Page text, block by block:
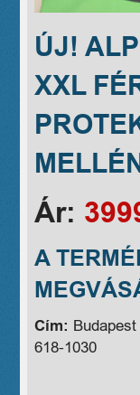
ÚJ!
XXL
Ár:
A
Cím:
618-1030